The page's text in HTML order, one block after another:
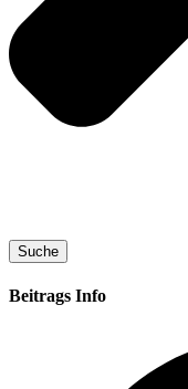
Suche
Beitrags Info